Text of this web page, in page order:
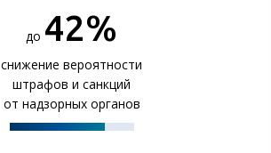
до 49%
снижение вероятности
штрафов и санкций
от надзорных органов